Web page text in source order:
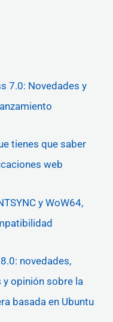
7.0: Novedades y
tienes que saber
web
y WoW64,
novedades,
opinión sobre la
basada en Ubuntu